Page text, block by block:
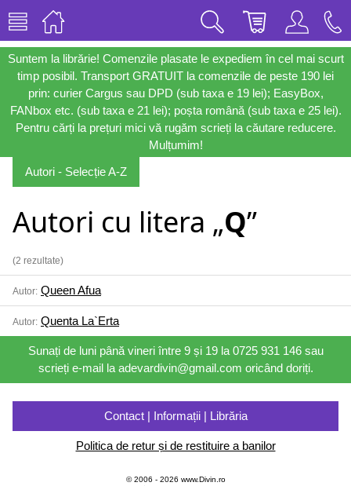
Suntem la librărie! Comenzile plasate le expediem în cel mai scurt
timp posibil. Transport GRATUIT la comenzile de peste 190 lei
prin: curier Cargus sau DPD (sub taxa e 19 lei); EasyBox,
FANbox etc. (sub taxa e 21 lei); poșta română (sub taxa e 25 lei).
Pentru cărți la prețuri mici vă rugăm scrieți la căutare reducere.
Mulțumim!
Autori - Selecție A-Z
Autori cu litera „Q”
(2 rezultate)
Autor: Queen Afua
Autor: Quenta La`Erta
Sunați de luni până vineri între 9 și 19 la 0725 931 146 sau
scrieți e-mail la adevardivin@gmail.com oricând doriți.
Contact | Informații | Librăria
Politica de retur și de restituire a banilor
© 2006 - 2026 www.Divin.ro